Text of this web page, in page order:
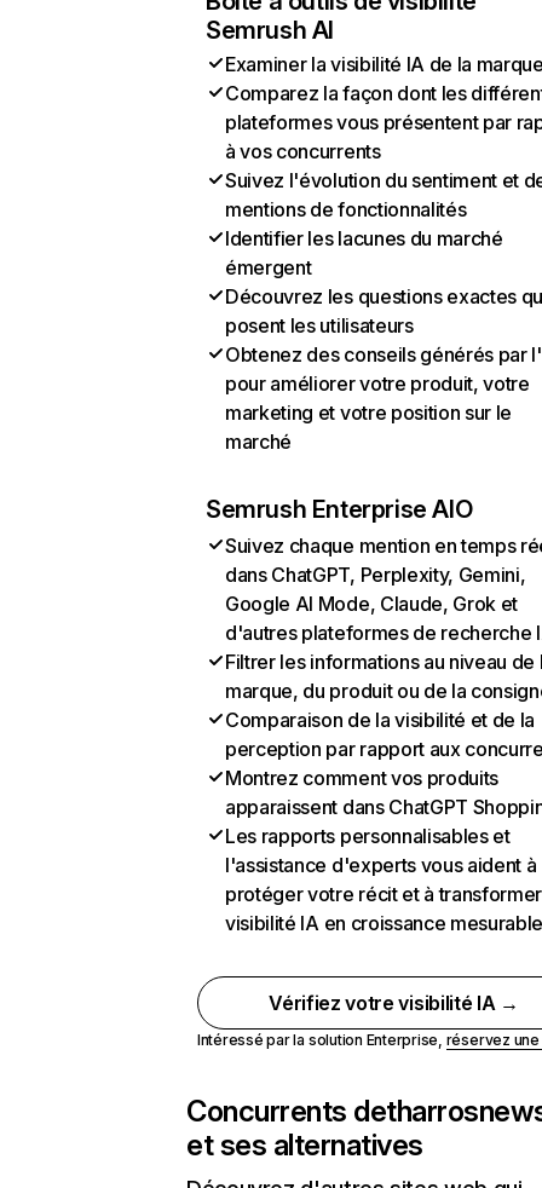
Semrush AI
Examiner la visibilité IA de la
Comparez la façon dont les
plateformes vous présentent par
à vos concurrents
Suivez l'évolution du sentiment et
mentions de fonctionnalités
Identifier les lacunes du marché
émergent
Découvrez les questions exactes
posent les utilisateurs
Obtenez des conseils générés par
pour améliorer votre produit, votre
marketing et votre position sur le
marché
Semrush Enterprise AIO
Suivez chaque mention en temps
dans ChatGPT, Perplexity, Gemini,
Google AI Mode, Claude, Grok et
d'autres plateformes de recherche
Filtrer les informations au niveau de
marque, du produit ou de la
Comparaison de la visibilité et de la
perception par rapport aux
Montrez comment vos produits
apparaissent dans ChatGPT
Les rapports personnalisables et
l'assistance d'experts vous aident à
protéger votre récit et à
visibilité IA en croissance
Vérifiez votre visibilité IA →
Intéressé par la solution Enterprise, réservez
Concurrents de
et ses alternatives